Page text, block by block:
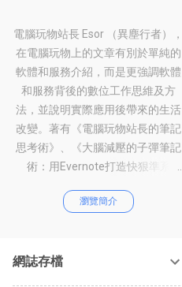
電腦玩物站長 Esor （異塵行者），
在電腦玩物上的文章有別於單純的
軟體和服務介紹，而是更強調軟體
和服務背後的數位工作思維及方
法，並說明實際應用後帶來的生活
改變。著有《電腦玩物站長的筆記
思考術》、《大腦減壓的子彈筆記
術：用Evernote打造快狠準系
作術：從職場到人生的100個聰明
瀏覽簡介
網誌存檔